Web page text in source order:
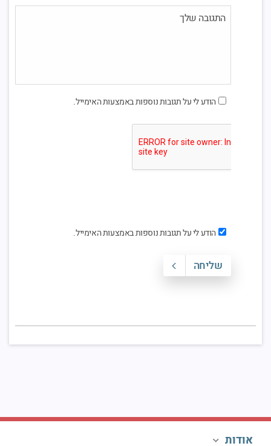
הודע לי על תגובות נוספות באמצעות האימייל.
הודע לי על תגובות נוספות באמצעות האימייל.
שליחה
אודות